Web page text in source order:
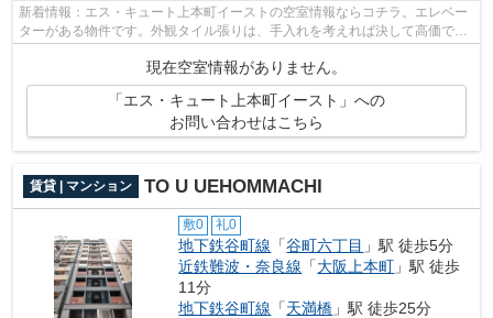
新着情報：エス・キュート上本町イーストの空室情報ならコチラ。エレベー
ターがある物件です。外観タイル張りは、手入れを考えれば決して高価では
現在空室情報がありません。
「エス・キュート上本町イースト」への
お問い合わせはこちら
賃貸 | マンション TO U UEHOMMACHI
敷0 礼0
地下鉄谷町線 「谷町六丁目 」駅 徒歩5分
近鉄難波・奈良線 「大阪上本町 」駅 徒歩
11分
地下鉄谷町線 「天満橋 」駅 徒歩25分